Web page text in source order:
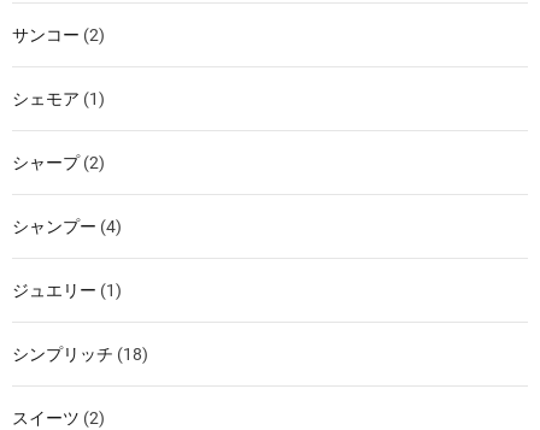
サンコー (2)
シェモア (1)
シャープ(2)
シャンプー (4)
ジュエリー (1)
シンプリッチ (18)
スイーツ (2)